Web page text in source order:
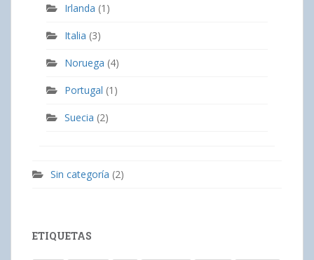
Irlanda (1)
Italia (3)
Noruega (4)
Portugal (1)
Suecia (2)
Sin categoría (2)
ETIQUETAS